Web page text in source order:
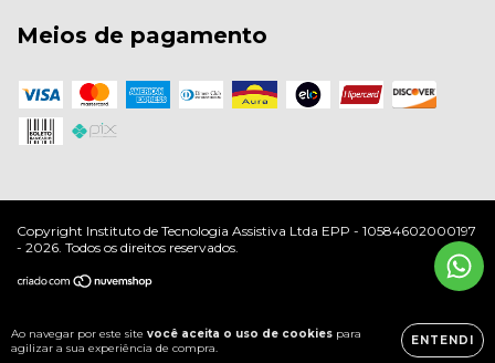
Ao navegar por este site você aceita o uso de cookies para
agilizar a sua experiência de compra.
ENTENDI
Meios de pagamento
Copyright Instituto de Tecnologia Assistiva Ltda EPP - 10584602000197
- 2026. Todos os direitos reservados.